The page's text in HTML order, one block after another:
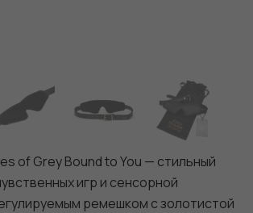
of Grey Bound to You — стильный
игр и сенсорной
ремешком с золотистой